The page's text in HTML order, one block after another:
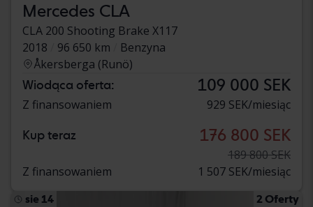
Mercedes CLA
CLA 200 Shooting Brake X117
2018
96 650 km
Benzyna
Åkersberga (Runö)
Wiodąca oferta: 109 000 SEK
Z finansowaniem 929 SEK/miesiąc
Kup teraz 176 800 SEK
189 800 SEK
Z finansowaniem
1 507 SEK/miesiąc
sie 14 2 Oferty